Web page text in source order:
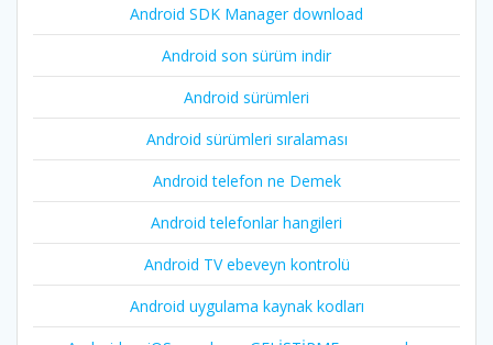
Android SDK Manager download
Android son sürüm indir
Android sürümleri
Android sürümleri sıralaması
Android telefon ne Demek
Android telefonlar hangileri
Android TV ebeveyn kontrolü
Android uygulama kaynak kodları